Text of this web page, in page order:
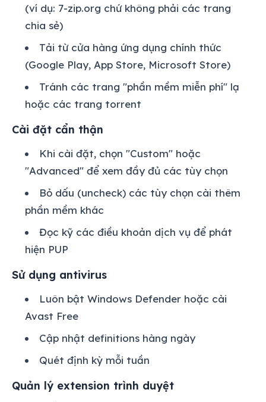
(ví dụ: 7-zip.org chứ không phải các trang
chia sẻ)
Tải từ cửa hàng ứng dụng chính thức
(Google Play, App Store, Microsoft Store)
Tránh các trang "phần mềm miễn phí" lạ
hoặc các trang torrent
Cài đặt cẩn thận
Khi cài đặt, chọn "Custom" hoặc
"Advanced" để xem đầy đủ các tùy chọn
Bỏ dấu (uncheck) các tùy chọn cài thêm
phần mềm khác
Đọc kỹ các điều khoản dịch vụ để phát
hiện PUP
Sử dụng antivirus
Luôn bật Windows Defender hoặc cài
Avast Free
Cập nhật definitions hàng ngày
Quét định kỳ mỗi tuần
Quản lý extension trình duyệt